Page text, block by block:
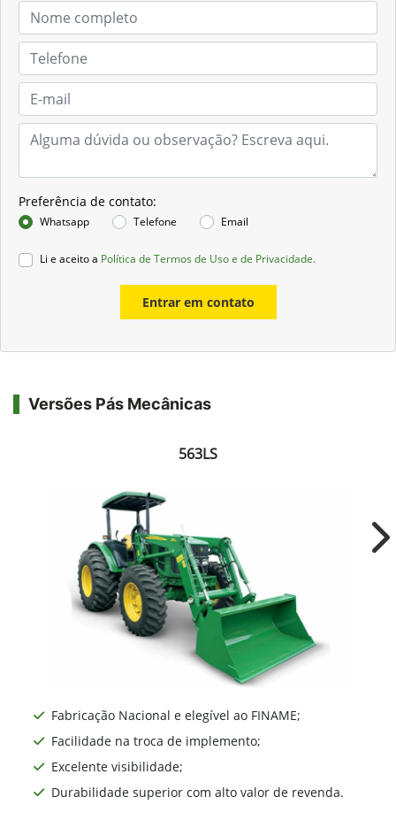
Preferência de contato:
Whatsapp Telefone Email
Li e aceito a Política de Termos de Uso e de Privacidade.
Entrar em contato
Versões Pás Mecânicas
563LS
Fabricação Nacional e elegível ao FINAME;
Facilidade na troca de implemento;
Excelente visibilidade;
Durabilidade superior com alto valor de revenda.